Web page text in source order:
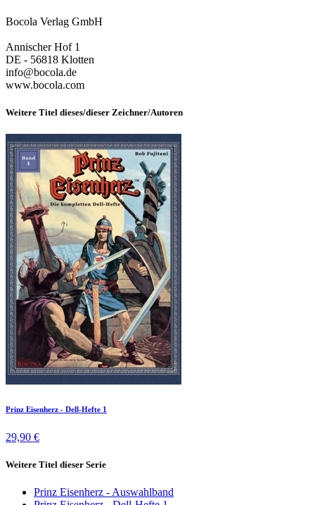
Bocola Verlag GmbH
Annischer Hof 1
DE - 56818 Klotten
info@bocola.de
www.bocola.com
Weitere Titel dieses/dieser Zeichner/Autoren
Prinz Eisenherz - Dell-Hefte 1
29,90 €
Weitere Titel dieser Serie
Prinz Eisenherz - Auswahlband